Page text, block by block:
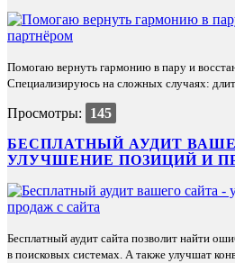
Помогаю вернуть гармонию в пару и
Специализируюсь на сложных случаях:
Просмотры:
145
БЕСПЛАТНЫЙ АУДИТ
УЛУЧШЕНИЕ ПОЗИЦИЙ И
Бесплатный аудит сайта позволит найти
в поисковых системах. А также улучшат